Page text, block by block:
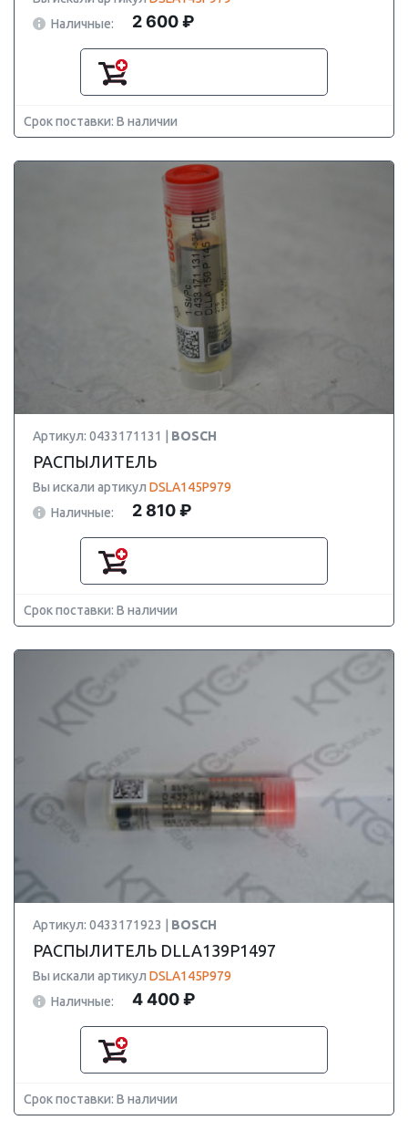
Наличные:
2 600 ₽
Срок поставки: В наличии
Артикул: 0433171131 | BOSCH
РАСПЫЛИТЕЛЬ
Вы искали артикул DSLA145P979
Наличные:
2 810 ₽
Срок поставки: В наличии
Артикул: 0433171923 | BOSCH
РАСПЫЛИТЕЛЬ DLLA139P1497
Вы искали артикул DSLA145P979
Наличные:
4 400 ₽
Срок поставки: В наличии